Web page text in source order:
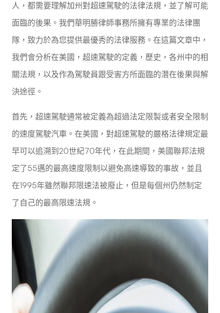
人，都需要理解加州對超速駕駛的法律法規，並了解可能
面臨的後果。我們華明勝律師事務所擁有專業的法律團
隊，致力於為您提供最優秀的法律服務。在這篇文章中，
我們會分析在美國，超速駕駛的定義，歷史，各州中的相
關法規，以及作為駕駛員跟受害方所面臨的潛在後果與解
決途徑。
首先，超速駕駛通常被定義為超過法定限製或者安全限制
的速度駕駛汽車。在美國，對超速駕駛的嚴格法律規定最
早可以追溯到20世紀70年代，在此期間，美國聯邦法規
定了55邁的最高速度限制以避免高速導致的事故，並且
在1995年雖然聯邦限速法被廢止，但是每個州仍然制定
了自己的最高限速法規。